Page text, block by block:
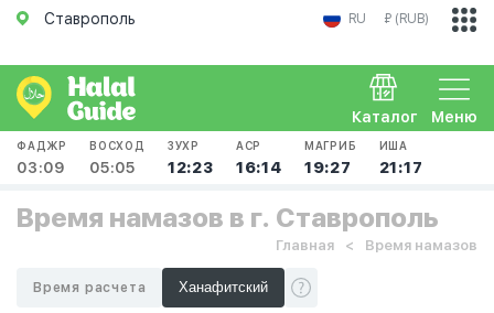
Ставрополь RU ₽ (RUB)
Меню
Каталог
ФАДЖР
03:09
ВОСХОД
05:05
ЗУХР
12:23
АСР
16:14
МАГРИБ
19:27
ИША
21:17
Время намазов в г. Ставрополь
Главная Время намазов
Время расчета